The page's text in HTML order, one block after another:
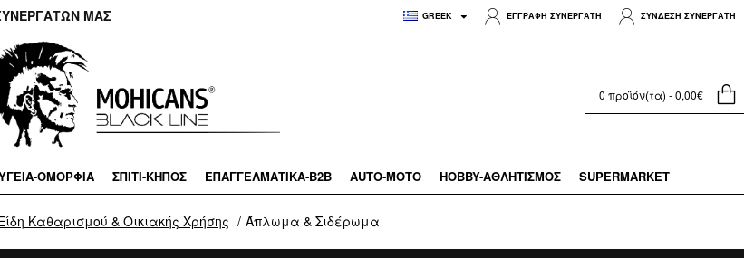
ΜΑΣ GREEK ΕΓΓΡΑΦΗ ΣΥΝΕΡΓΑΤΗ ΣΥΝΔΕΣΗ ΣΥΝΕΡΓΑΤΗ
0 προϊόν(τα) - 0,00€
ΟΜΟΡΦΙΑ ΣΠΙΤΙ-ΚΗΠΟΣ ΕΠΑΓΓΕΛΜΑΤΙΚA-B2B AUTO-MOTO HOBBY-ΑΘΛΗΤΙΣΜΌΣ SUPERMARKET
Καθαρισμού & Οικιακής Χρήσης Άπλωμα & Σιδέρωμα